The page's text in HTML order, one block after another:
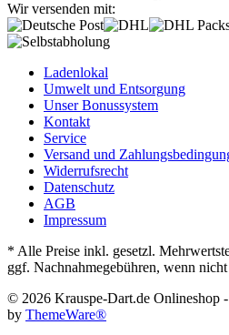
Wir versenden mit:
Ladenlokal
Umwelt und Entsorgung
Unser Bonussystem
Kontakt
Service
Versand und
Widerrufsrecht
Datenschutz
AGB
Impressum
* Alle Preise inkl. gesetzl.
ggf. Nachnahmegebühren, wenn nicht
© 2026 Krauspe-Dart.de Onlineshop
by ThemeWare®